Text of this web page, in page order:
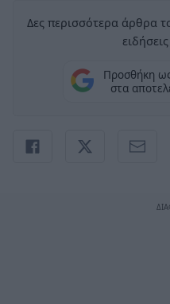
Δες περισσότερα άρθρα
Προσθήκη
στα